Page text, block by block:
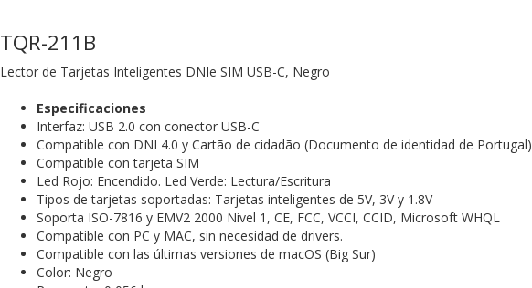
TQR-211B
Lector de Tarjetas Inteligentes DNIe SIM USB-C, Negro
Especificaciones
Interfaz: USB 2.0 con conector USB-C
Compatible con DNI 4.0 y Cartão de cidadão (Documento de identidad de Portugal)
Compatible con tarjeta SIM
Led Rojo: Encendido. Led Verde: Lectura/Escritura
Tipos de tarjetas soportadas: Tarjetas inteligentes de 5V, 3V y 1.8V
Soporta ISO-7816 y EMV2 2000 Nivel 1, CE, FCC, VCCI, CCID, Microsoft WHQL
Compatible con PC y MAC, sin necesidad de drivers.
Compatible con las últimas versiones de macOS (Big Sur)
Color: Negro